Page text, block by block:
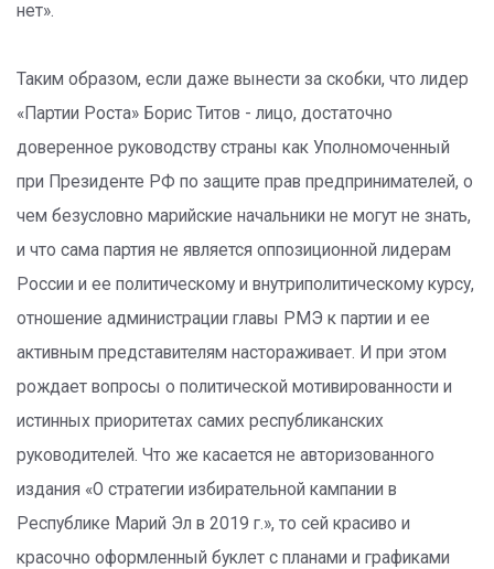
нет».
Таким образом, если даже вынести за скобки, что лидер
«Партии Роста» Борис Титов - лицо, достаточно
доверенное руководству страны как Уполномоченный
при Президенте РФ по защите прав предпринимателей, о
чем безусловно марийские начальники не могут не знать,
и что сама партия не является оппозиционной лидерам
России и ее политическому и внутриполитическому курсу,
отношение администрации главы РМЭ к партии и ее
активным представителям настораживает. И при этом
рождает вопросы о политической мотивированности и
истинных приоритетах самих республиканских
руководителей. Что же касается не авторизованного
издания «О стратегии избирательной кампании в
Республике Марий Эл в 2019 г.», то сей красиво и
красочно оформленный буклет с планами и графиками